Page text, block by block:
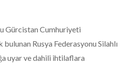
Gürcistan Cumhuriyeti
Rusya Federasyonu Silahlı
uyar ve dahili ihtilaflara